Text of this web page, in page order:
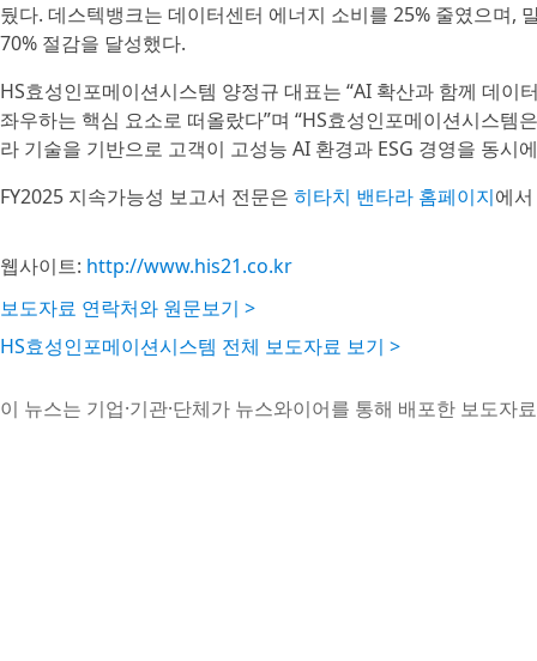
뒀다. 데스텍뱅크는 데이터센터 에너지 소비를 25% 줄였으며,
70% 절감을 달성했다.
HS효성인포메이션시스템 양정규 대표는 “AI 확산과 함께 데
좌우하는 핵심 요소로 떠올랐다”며 “HS효성인포메이션시스
라 기술을 기반으로 고객이 고성능 AI 환경과 ESG 경영을 동시
FY2025 지속가능성 보고서 전문은 히타치 밴타라 홈페이지에
웹사이트: http://www.his21.co.kr
보도자료 연락처와 원문보기 >
HS효성인포메이션시스템 전체 보도자료 보기 >
이 뉴스는 기업·기관·단체가 뉴스와이어를 통해 배포한 보도자